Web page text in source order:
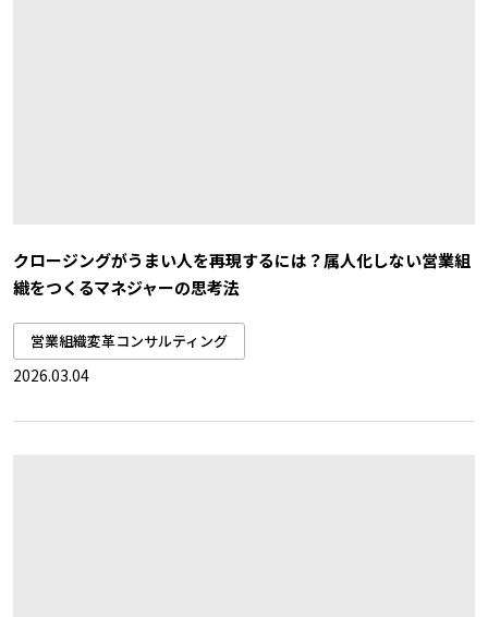
クロージングがうまい人を再現するには？属人化しない営業組
織をつくるマネジャーの思考法
営業組織変革コンサルティング
2026.03.04